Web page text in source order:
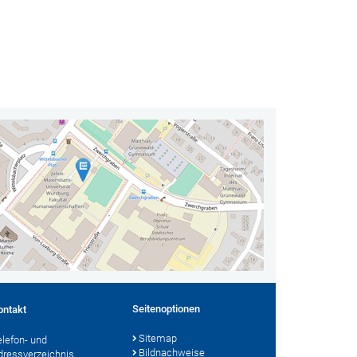
und
Seitenoptionen
Sitemap
Bildnachweise